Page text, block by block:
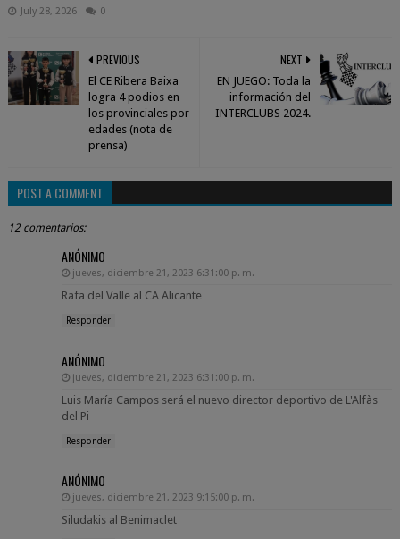
July 28, 2026 0
NEXT
EN JUEGO: Toda la
información del
INTERCLUBS 2024.
PREVIOUS
El CE Ribera Baixa
logra 4 podios en
los provinciales por
edades (nota de
prensa)
POST A COMMENT
12 comentarios:
ANÓNIMO
jueves, diciembre 21, 2023 6:31:00 p. m.
Rafa del Valle al CA Alicante
Responder
ANÓNIMO
jueves, diciembre 21, 2023 6:31:00 p. m.
Luis María Campos será el nuevo director deportivo de L'Alfàs
del Pi
Responder
ANÓNIMO
jueves, diciembre 21, 2023 9:15:00 p. m.
Siludakis al Benimaclet